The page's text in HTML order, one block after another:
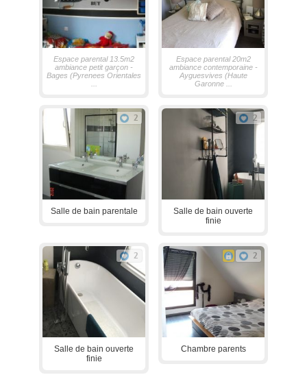
Espace parental 13.5m2
ambiance petit garçon -
Bages (Pyrenees Orientales
Espace parental 20m2
ambiance contemporaine -
Ayguesvives (Haute
Garonne ...
2
Salle de bain parentale
2
Salle de bain ouverte
finie
2
Salle de bain ouverte
finie
2
Chambre parents